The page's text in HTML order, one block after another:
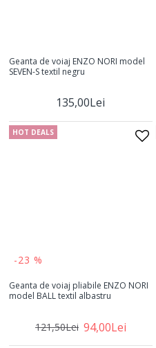
Geanta de voiaj ENZO NORI model
SEVEN-S textil negru
135,00Lei
HOT DEALS
-23 %
Geanta de voiaj pliabile ENZO NORI
model BALL textil albastru
94,00Lei
121,50Lei